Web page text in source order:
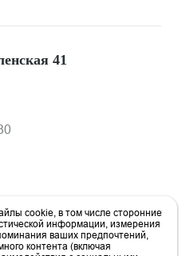
41
на
Политика в
cookie, в том числе сторонние
информации, измерения
ваших предпочтений,
контента (включая